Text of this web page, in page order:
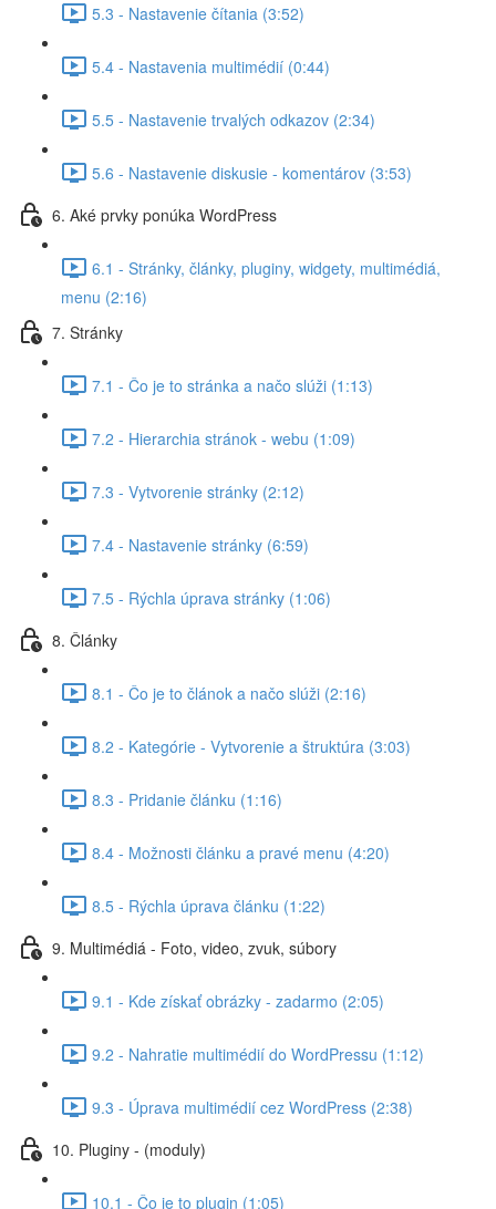
5.3 - Nastavenie čítania (3:52)
5.4 - Nastavenia multimédií (0:44)
5.5 - Nastavenie trvalých odkazov (2:34)
5.6 - Nastavenie diskusie - komentárov (3:53)
6. Aké prvky ponúka WordPress
6.1 - Stránky, články, pluginy, widgety, multimédiá,
menu (2:16)
7. Stránky
7.1 - Čo je to stránka a načo slúži (1:13)
7.2 - Hierarchia stránok - webu (1:09)
7.3 - Vytvorenie stránky (2:12)
7.4 - Nastavenie stránky (6:59)
7.5 - Rýchla úprava stránky (1:06)
8. Články
8.1 - Čo je to článok a načo slúži (2:16)
8.2 - Kategórie - Vytvorenie a štruktúra (3:03)
8.3 - Pridanie článku (1:16)
8.4 - Možnosti článku a pravé menu (4:20)
8.5 - Rýchla úprava článku (1:22)
9. Multimédiá - Foto, video, zvuk, súbory
9.1 - Kde získať obrázky - zadarmo (2:05)
9.2 - Nahratie multimédií do WordPressu (1:12)
9.3 - Úprava multimédií cez WordPress (2:38)
10. Pluginy - (moduly)
10.1 - Čo je to plugin (1:05)